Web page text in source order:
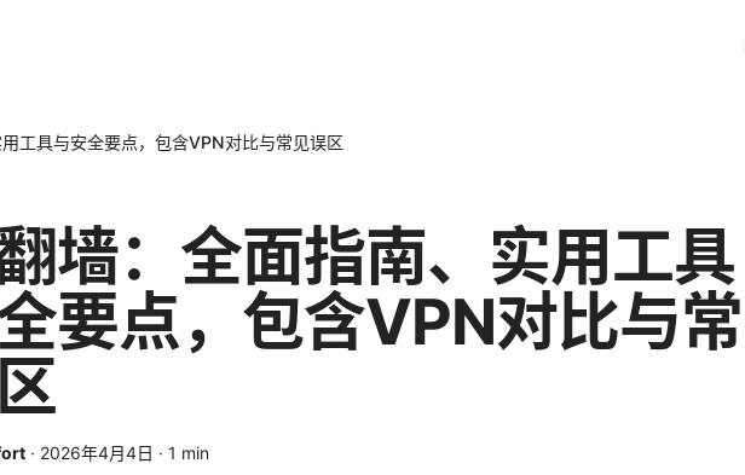
工具与安全要点，包含VPN对比与常见误区
墙：全面指南、实用工具
要点，包含VPN对比与常
· 2026年4月4日 · 1 min